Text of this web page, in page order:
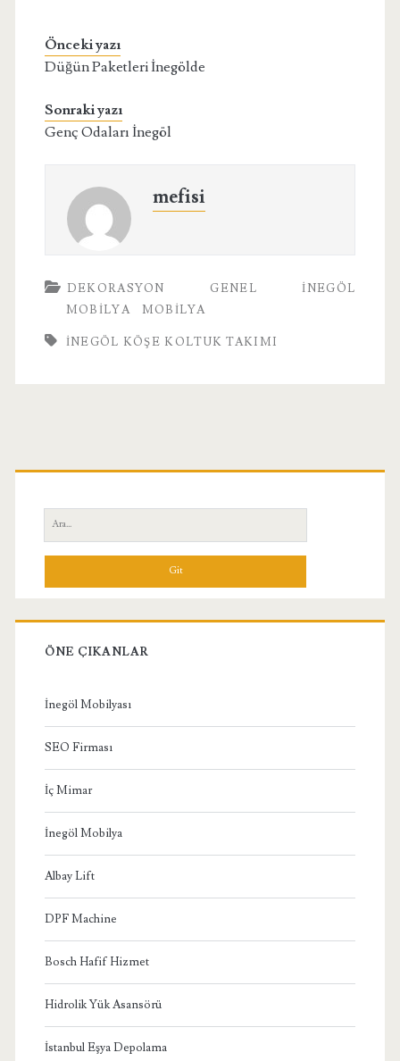
Önceki yazı
Düğün Paketleri İnegölde
Sonraki yazı
Genç Odaları İnegöl
mefisi
DEKORASYON GENEL
İNEGÖL
MOBILYA
MOBILYA
İNEGÖL KÖŞE KOLTUK TAKIMI
Birincil
Yan
Menü
Ara:
ÖNE ÇIKANLAR
İnegöl Mobilyası
SEO Firması
İç Mimar
İnegöl Mobilya
Albay Lift
DPF Machine
Bosch Hafif Hizmet
Hidrolik Yük Asansörü
İstanbul Eşya Depolama